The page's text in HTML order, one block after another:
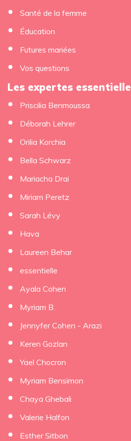
Santé de la femme
Éducation
Futures mariées
Vos questions
Les expertes essentielle
Priscilia Benmoussa
Déborah Lehrer
Orilia Korchia
Bella Schwarz
Mariacha Drai
Miriam Peretz
Sarah Lévy
Hava
Laureen Behar
essentielle
Ayala Cohen
Myriam B.
Jennyfer Cohen - Arazi
Keren Gozlan
Yael Chocron
Myriam Bensimon
Chaya Ghebali
Valerie Halfon
Esther Sitbon